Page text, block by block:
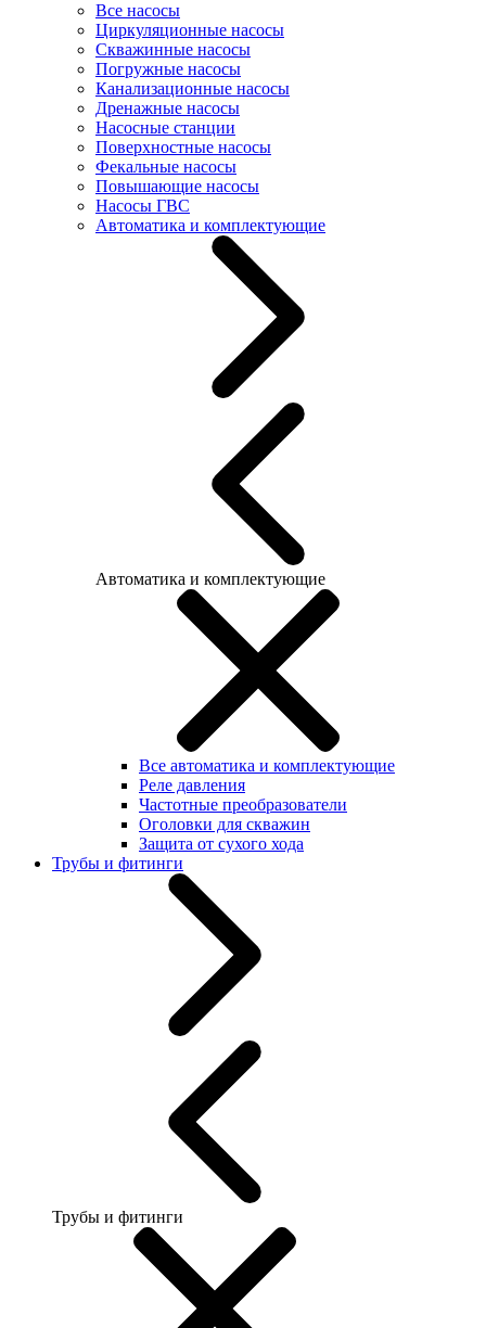
Все насосы
Циркуляционные насосы
Скважинные насосы
Погружные насосы
Канализационные насосы
Дренажные насосы
Насосные станции
Поверхностные насосы
Фекальные насосы
Повышающие насосы
Насосы ГВС
Автоматика и комплектующие
Автоматика и комплектующие
Все автоматика и комплектующие
Реле давления
Частотные преобразователи
Оголовки для скважин
Защита от сухого хода
Трубы и фитинги
Трубы и фитинги